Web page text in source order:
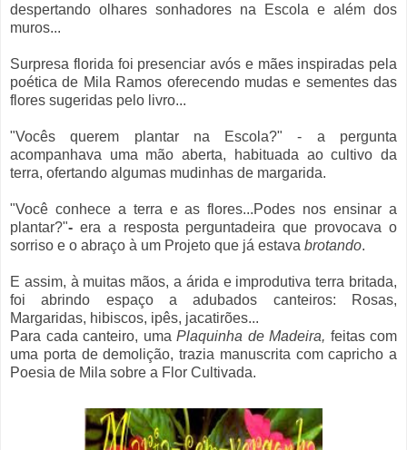
despertando olhares sonhadores na Escola e além dos
muros...
Surpresa florida foi presenciar avós e mães inspiradas pela
poética de Mila Ramos oferecendo mudas e sementes das
flores sugeridas pelo livro...
"Vocês querem plantar na Escola?"
- a pergunta
acompanhava uma mão aberta, habituada ao cultivo da
terra, ofertando algumas mudinhas de margarida.
"Você conhece a terra e as flores...Podes nos ensinar a
plantar?"- era a resposta perguntadeira que provocava o
sorriso e o abraço à um Projeto que já estava brotando.
E assim, à muitas mãos, a árida e improdutiva terra britada,
foi abrindo espaço a adubados canteiros: Rosas,
Margaridas, hibiscos, ipês, jacatirões...
Para cada canteiro, uma Plaquinha de Madeira, feitas com
uma porta de demolição, trazia manuscrita com capricho a
Poesia de Mila sobre a Flor Cultivada.